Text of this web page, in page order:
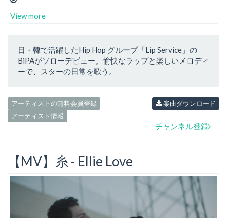
View more
日・韓で活躍したHip Hop グループ「Lip Service」の
BiPAがソローデビュー。愉快なラップと楽しいメロディ
ーで、スターの日常を歌う。
アーティストの無料会員登録
アーティスト情報
楽曲ダウンロード
チャンネル登録
【MV】糸 - Ellie Love